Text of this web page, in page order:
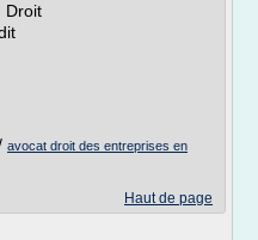
Droit
avocat droit des entreprises en
Haut de page